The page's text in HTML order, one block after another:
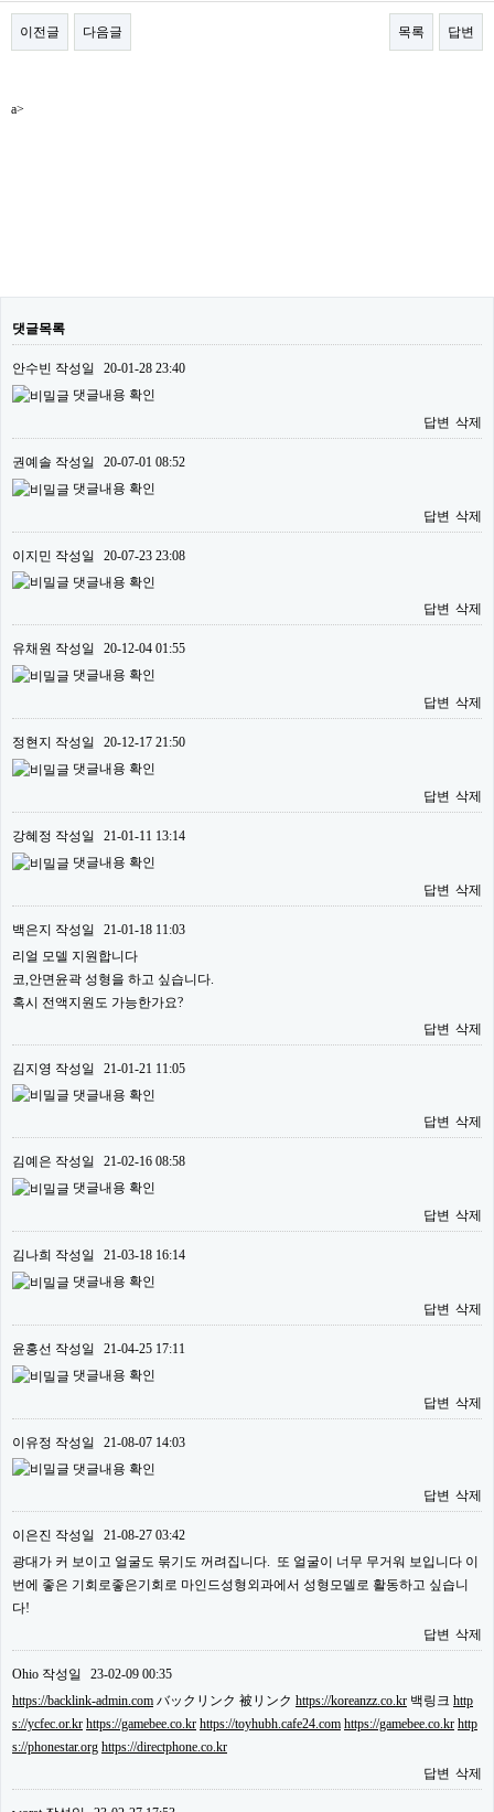
이전글 다음글 목록 답변
a>
댓글목록
안수빈 작성일
20-01-28 23:40
댓글내용 확인
답변 삭제
권예솔 작성일
20-07-01 08:52
댓글내용 확인
답변 삭제
이지민 작성일
20-07-23 23:08
댓글내용 확인
답변 삭제
유채원 작성일
20-12-04 01:55
댓글내용 확인
답변 삭제
정현지 작성일
20-12-17 21:50
댓글내용 확인
답변 삭제
강혜정 작성일
21-01-11 13:14
댓글내용 확인
답변 삭제
백은지 작성일
21-01-18 11:03
리얼 모델 지원합니다
코,안면윤곽 성형을 하고 싶습니다.
혹시 전액지원도 가능한가요?
답변 삭제
김지영 작성일
21-01-21 11:05
댓글내용 확인
답변 삭제
김예은 작성일
21-02-16 08:58
댓글내용 확인
답변 삭제
김나희 작성일
21-03-18 16:14
댓글내용 확인
답변 삭제
윤홍선 작성일
21-04-25 17:11
댓글내용 확인
답변 삭제
이유정 작성일
21-08-07 14:03
댓글내용 확인
답변 삭제
이은진 작성일
21-08-27 03:42
광대가 커 보이고 얼굴도 묶기도 꺼려집니다. 또 얼굴이 너무 무거워 보입니다 이
번에 좋은 기회로좋은기회로 마인드성형외과에서 성형모델로 활동하고 싶습니
다!
답변 삭제
Ohio 작성일
23-02-09 00:35
https://backlink-admin.com バックリンク 被リンク https://koreanzz.co.kr 백링크 http
s://ycfec.or.kr https://gamebee.co.kr https://toyhubh.cafe24.com https://gamebee.co.kr http
s://phonestar.org https://directphone.co.kr
답변 삭제